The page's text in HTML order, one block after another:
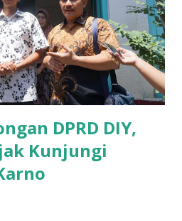
jika Pemprov serius
ke tingkat desa,maka saya
sekali," ucap pria yang
Apalagi menyambut
sudah mengerti kalau ada
DPRD DIY,
Kunjungi